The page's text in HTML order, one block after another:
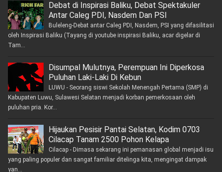
Debat di Inspirasi Baliku, Debat Spektakuler
Antar Caleg PDI, Nasdem Dan PSI
Buleleng-Debat antar Caleg PDI, Nasdem, PSI yang difasilitasi
oleh Inspirasi Baliku (Tayang di youtube inspirasi Baliku, acar digelar di
Tam...
Disumpal Mulutnya, Perempuan Ini Diperkosa
Puluhan Laki-Laki Di Kebun
LUWU - Seorang siswi Sekolah Menengah Pertama (SMP) di
Kabupaten Luwu, Sulawesi Selatan menjadi korban pemerkosaan oleh
puluhan pria. Kor...
Hijaukan Pesisir Pantai Selatan, Kodim 0703
Cilacap Tanam 2500 Pohon Kelapa
Cilacap - Dimasa sekarang ini pemanasan global menjadi isu
yang paling populer dan sangat familiar ditelinga kita, mengingat dampak
yan...